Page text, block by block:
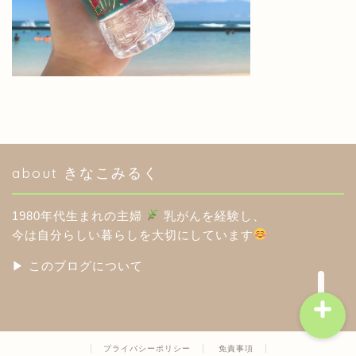
about きなこみるく
1980年代生まれの主婦
乳がんを経験し、
今は自分らしい暮らしを大切にしています
▶︎ このブログについて
プライバシーポリシー 免責事項
楽天ROOM